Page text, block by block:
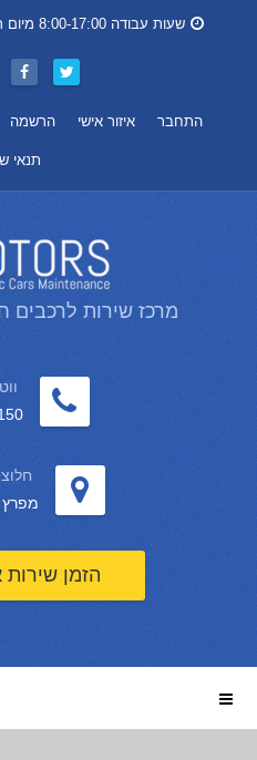
שעות עבודה 8:00-17:00 מיום ראשון עד חמישי, ששי עד 13:00
התחבר איזור אישי הרשמה
תנאי
מרכז שירות לרכבים
מפרץ
הזמן שירות